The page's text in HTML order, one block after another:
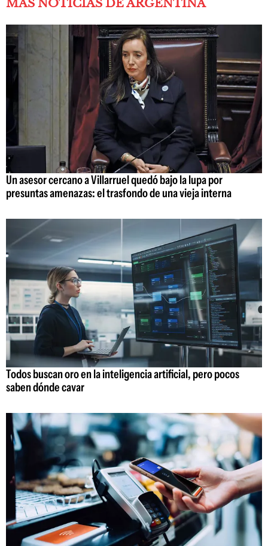
MÁS NOTICIAS DE ARGENTINA
Un asesor cercano a Villarruel quedó bajo la lupa por
presuntas amenazas: el trasfondo de una vieja interna
Todos buscan oro en la inteligencia artificial, pero pocos
saben dónde cavar